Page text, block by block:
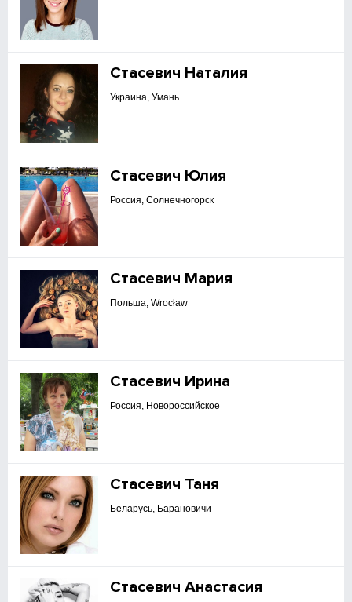
Стасевич Наталия
Украина, Умань
Стасевич Юлия
Россия, Солнечногорск
Стасевич Мария
Польша, Wrocław
Стасевич Ирина
Россия, Новороссийское
Стасевич Таня
Беларусь, Барановичи
Стасевич Анастасия